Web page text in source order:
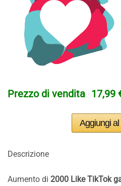
Prezzo di vendita 17,99
Descrizione
Aumento di 2000 Like TikTok